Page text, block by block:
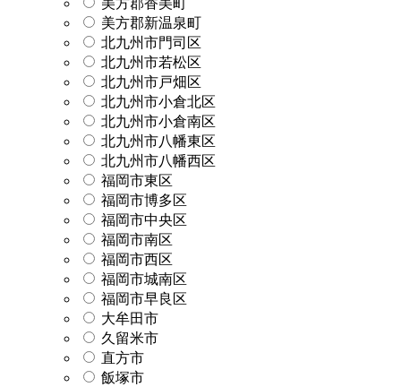
美方郡新温泉町
北九州市門司区
北九州市若松区
北九州市戸畑区
北九州市小倉北区
北九州市小倉南区
北九州市八幡東区
北九州市八幡西区
福岡市東区
福岡市博多区
福岡市中央区
福岡市南区
福岡市西区
福岡市城南区
福岡市早良区
大牟田市
久留米市
直方市
飯塚市